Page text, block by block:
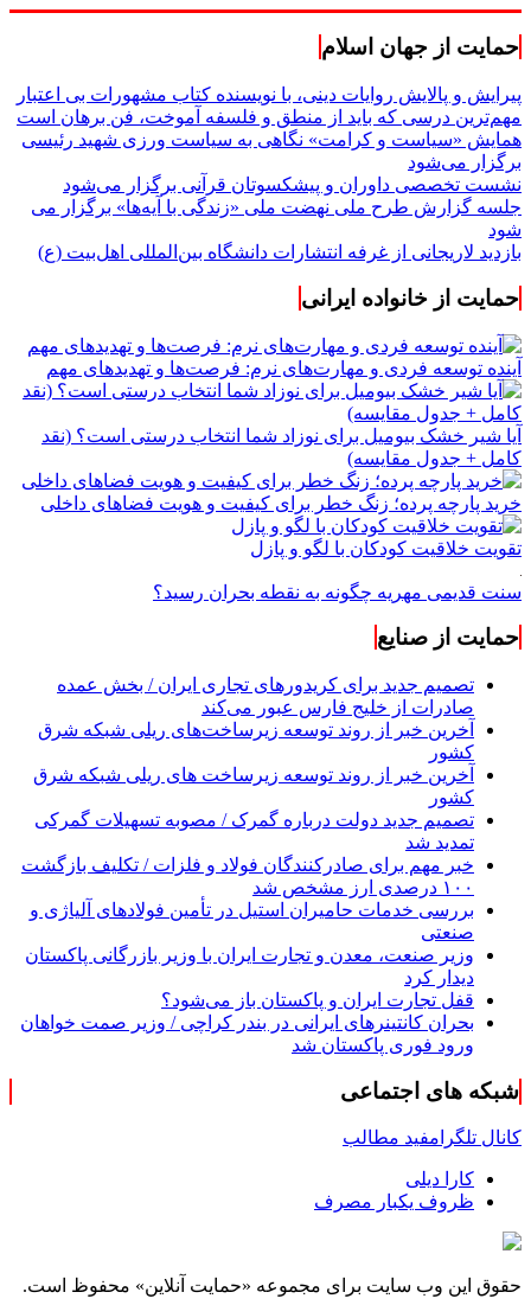
حمایت از جهان اسلام
پیرایش و پالایش روایات دینی، با نویسنده کتاب مشهورات بی اعتبار
مهم‌ترین درسی که باید از منطق و فلسفه آموخت، فن برهان است
همایش «سیاست و کرامت» نگاهی به سیاست ورزی شهید رئیسی
برگزار می‌شود
نشست تخصصی داوران و پیشکسوتان قرآنی برگزار می‌شود
جلسه گزارش طرح ملی نهضت ملی «زندگی با آیه‌ها» برگزار می
شود
بازدید لاریجانی از غرفه انتشارات دانشگاه بین‌المللی اهل‌بیت (ع)
حمایت از خانواده ایرانی
آینده توسعه فردی و مهارت‌های نرم: فرصت‌ها و تهدیدهای مهم
آیا شیر خشک بیومیل برای نوزاد شما انتخاب درستی است؟ (نقد
کامل + جدول مقایسه)
خرید پارچه پرده؛ زنگ خطر برای کیفیت و هویت فضاهای داخلی
تقویت خلاقیت کودکان با لگو و پازل
سنت قدیمی مهریه چگونه به نقطه بحران رسید؟
حمایت از صنایع
تصمیم جدید برای کریدورهای تجاری ایران / بخش عمده
صادرات از خلیج فارس عبور می‌کند
آخرین خبر از روند توسعه زیرساخت‌های ریلی شبکه شرق
کشور
آخرین خبر از روند توسعه زیرساخت های ریلی شبکه شرق
کشور
تصمیم جدید دولت درباره گمرک / مصوبه تسهیلات گمرکی
تمدید شد
خبر مهم برای صادرکنندگان فولاد و فلزات / تکلیف بازگشت
۱۰۰ درصدی ارز مشخص شد
بررسی خدمات حامیران استیل در تأمین فولادهای آلیاژی و
صنعتی
وزیر صنعت، معدن و تجارت ایران با وزیر بازرگانی پاکستان
دیدار کرد
قفل تجارت ایران و پاکستان باز می‌شود؟
بحران کانتینر‌های ایرانی در بندر کراچی / وزیر صمت خواهان
ورود فوری پاکستان شد
شبکه های اجتماعی
کانال تلگرامفید مطالب
کارا دیلی
ظروف یکبار مصرف
حقوق این وب سایت برای مجموعه «حمایت‌ آنلاین» محفوظ است.